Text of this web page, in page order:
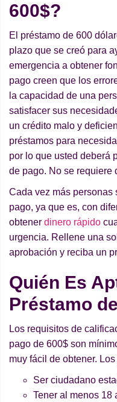
600$?
El préstamo de 600
plazo que se creó para
emergencia a obtener
pago creen que los
la capacidad de una
satisfacer sus
un crédito malo y
préstamos para
por lo que usted deberá
de pago. No se requiere
Cada vez más personas
pago, ya que es, con
obtener dinero rápido
urgencia. Rellene una
aprobación y reciba un
Quién Es
Préstamo
Los requisitos de
pago de 600$ son
muy fácil de obtener.
Ser ciudadano
Tener al menos 18